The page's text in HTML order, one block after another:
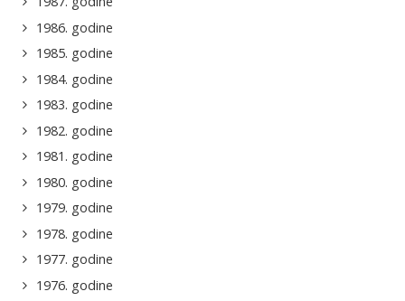
1986. godine
1985. godine
1984. godine
1983. godine
1982. godine
1981. godine
1980. godine
1979. godine
1978. godine
1977. godine
1976. godine